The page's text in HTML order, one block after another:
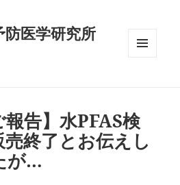
医学研究所
報告】水PFAS検
終了とお伝えし
が…